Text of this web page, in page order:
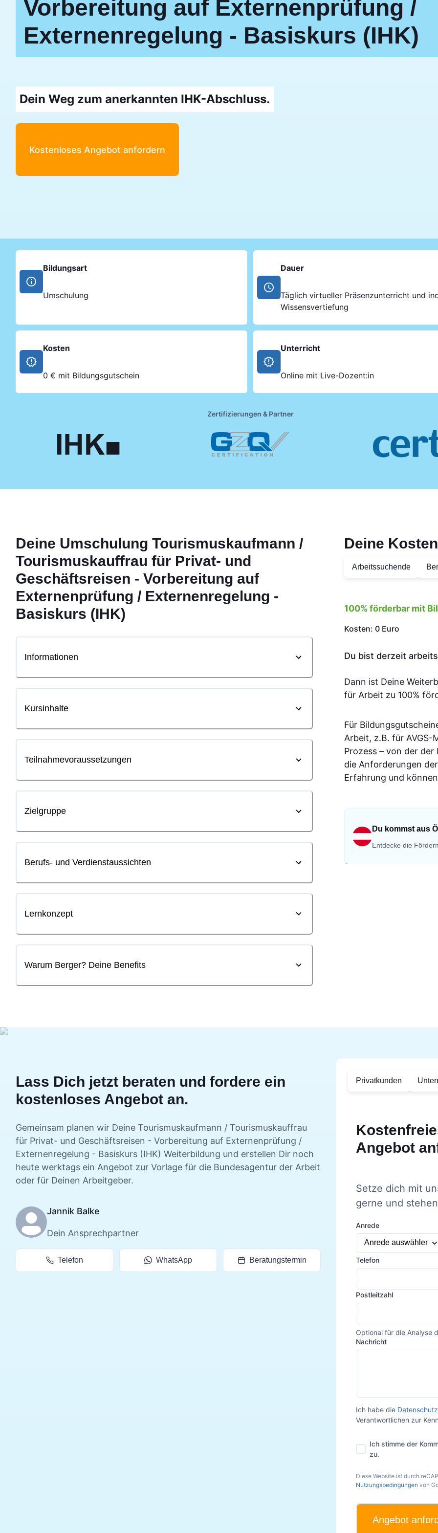
Vorbereitung auf Externenprüfung /
Externenregelung - Basiskurs (IHK)
Dein Weg zum anerkannten IHK-Abschluss.
Kostenloses Angebot anfordern
Bildungsart
Umschulung
Dauer
Täglich virtueller Präsenzunterricht und
Wissensvertiefung
Kosten
0 € mit Bildungsgutschein
Unterricht
Online mit Live-Dozent:in
Zertifizierungen & Partner
Deine Umschulung Tourismuskaufmann /
Tourismuskauffrau für Privat- und
Geschäftsreisen - Vorbereitung auf
Externenprüfung / Externenregelung -
Basiskurs (IHK)
Informationen
Kursinhalte
Teilnahmevoraussetzungen
Zielgruppe
Berufs- und Verdienstaussichten
Lernkonzept
Warum Berger? Deine Benefits
Deine
Arbeitssuchende
100% förderbar mit
Kosten: 0 Euro
Du bist derzeit
Dann ist Deine
für Arbeit zu 100%
Für
Arbeit, z.B. für
Prozess – von der
die Anforderungen
Erfahrung und
Du kommst aus
Entdecke die
Lass Dich jetzt beraten und fordere ein
kostenloses Angebot an.
Gemeinsam planen wir Deine Tourismuskaufmann / Tourismuskauffrau
für Privat- und Geschäftsreisen - Vorbereitung auf Externenprüfung /
Externenregelung - Basiskurs (IHK) Weiterbildung und erstellen Dir noch
heute werktags ein Angebot zur Vorlage für die Bundesagentur der Arbeit
oder für Deinen Arbeitgeber.
Jannik Balke
Dein Ansprechpartner
Telefon WhatsApp Beratungstermin
Privatkunden
Angebot
Setze dich mit
gerne und
Anrede
Telefon
Postleitzahl
Optional für die Analyse
Nachricht
Ich habe die
Verantwortlichen zur
Ich stimme der
zu.
Diese Website ist durch
Nutzungsbedingungen von
Angebot